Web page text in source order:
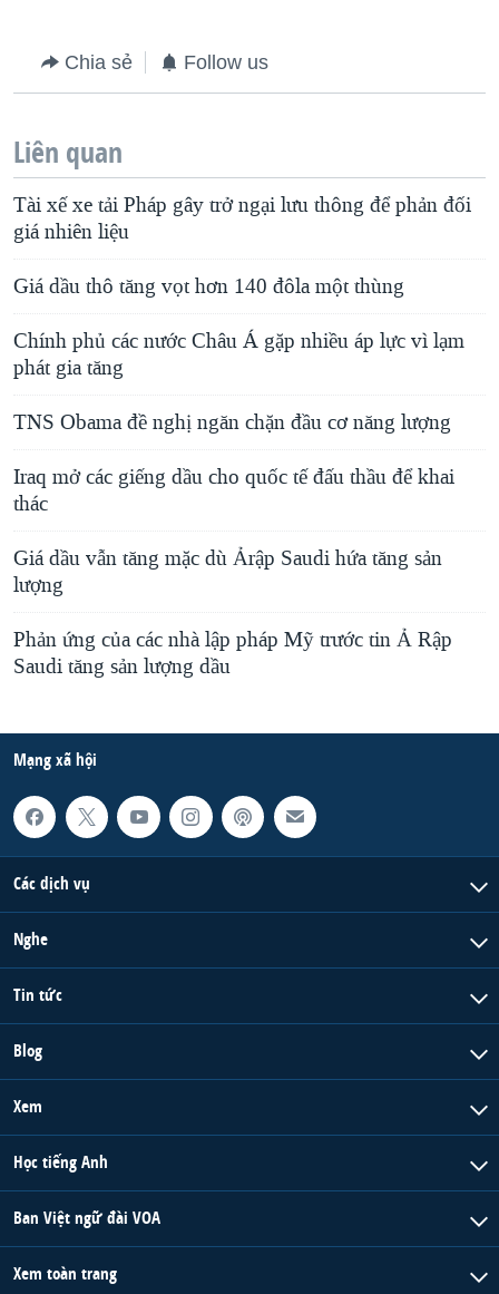
Chia sẻ Follow us
Liên quan
Tài xế xe tải Pháp gây trở ngại lưu thông để phản đối
giá nhiên liệu
Giá dầu thô tăng vọt hơn 140 đôla một thùng
Chính phủ các nước Châu Á gặp nhiều áp lực vì lạm
phát gia tăng
TNS Obama đề nghị ngăn chặn đầu cơ năng lượng
Iraq mở các giếng dầu cho quốc tế đấu thầu để khai
thác
Giá dầu vẫn tăng mặc dù Ảrập Saudi hứa tăng sản
lượng
Phản ứng của các nhà lập pháp Mỹ trước tin Ả Rập
Saudi tăng sản lượng dầu
Mạng xã hội
Các dịch vụ
Nghe
Tin tức
Blog
Xem
Học tiếng Anh
Ban Việt ngữ đài VOA
Xem toàn trang